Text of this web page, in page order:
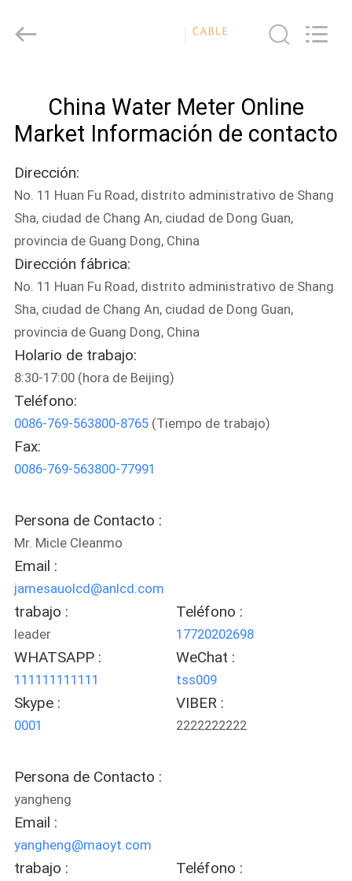
PRODUCTOS
VIDEOS
VR
SHOW
SOBRE
NOSOTROS
VIAJE
DE
LA
FÁBRICA
CONTROL
DE
CALIDAD
ÉNTRENOS
EN
CONTACTO
CON
PIDA
UNA
CITA
Online
Market.
China Water Meter Online
Market Información de contacto
Dirección:
No. 11 Huan Fu Road, distrito administrativo de Shang
Sha, ciudad de Chang An, ciudad de Dong Guan,
provincia de Guang Dong, China
Dirección fábrica:
No. 11 Huan Fu Road, distrito administrativo de Shang
Sha, ciudad de Chang An, ciudad de Dong Guan,
provincia de Guang Dong, China
Holario de trabajo:
8:30-17:00 (hora de Beijing)
Teléfono:
0086-769-563800-8765(Tiempo de trabajo)
Fax:
0086-769-563800-77991
Persona de Contacto :
Mr. Micle Cleanmo
Email :
jamesauolcd@anlcd.com
trabajo :
leader
Teléfono :
17720202698
WHATSAPP :
111111111111
WeChat :
tss009
Skype :
0001
VIBER :
2222222222
Persona de Contacto :
yangheng
Email :
yangheng@maoyt.com
trabajo : Teléfono :